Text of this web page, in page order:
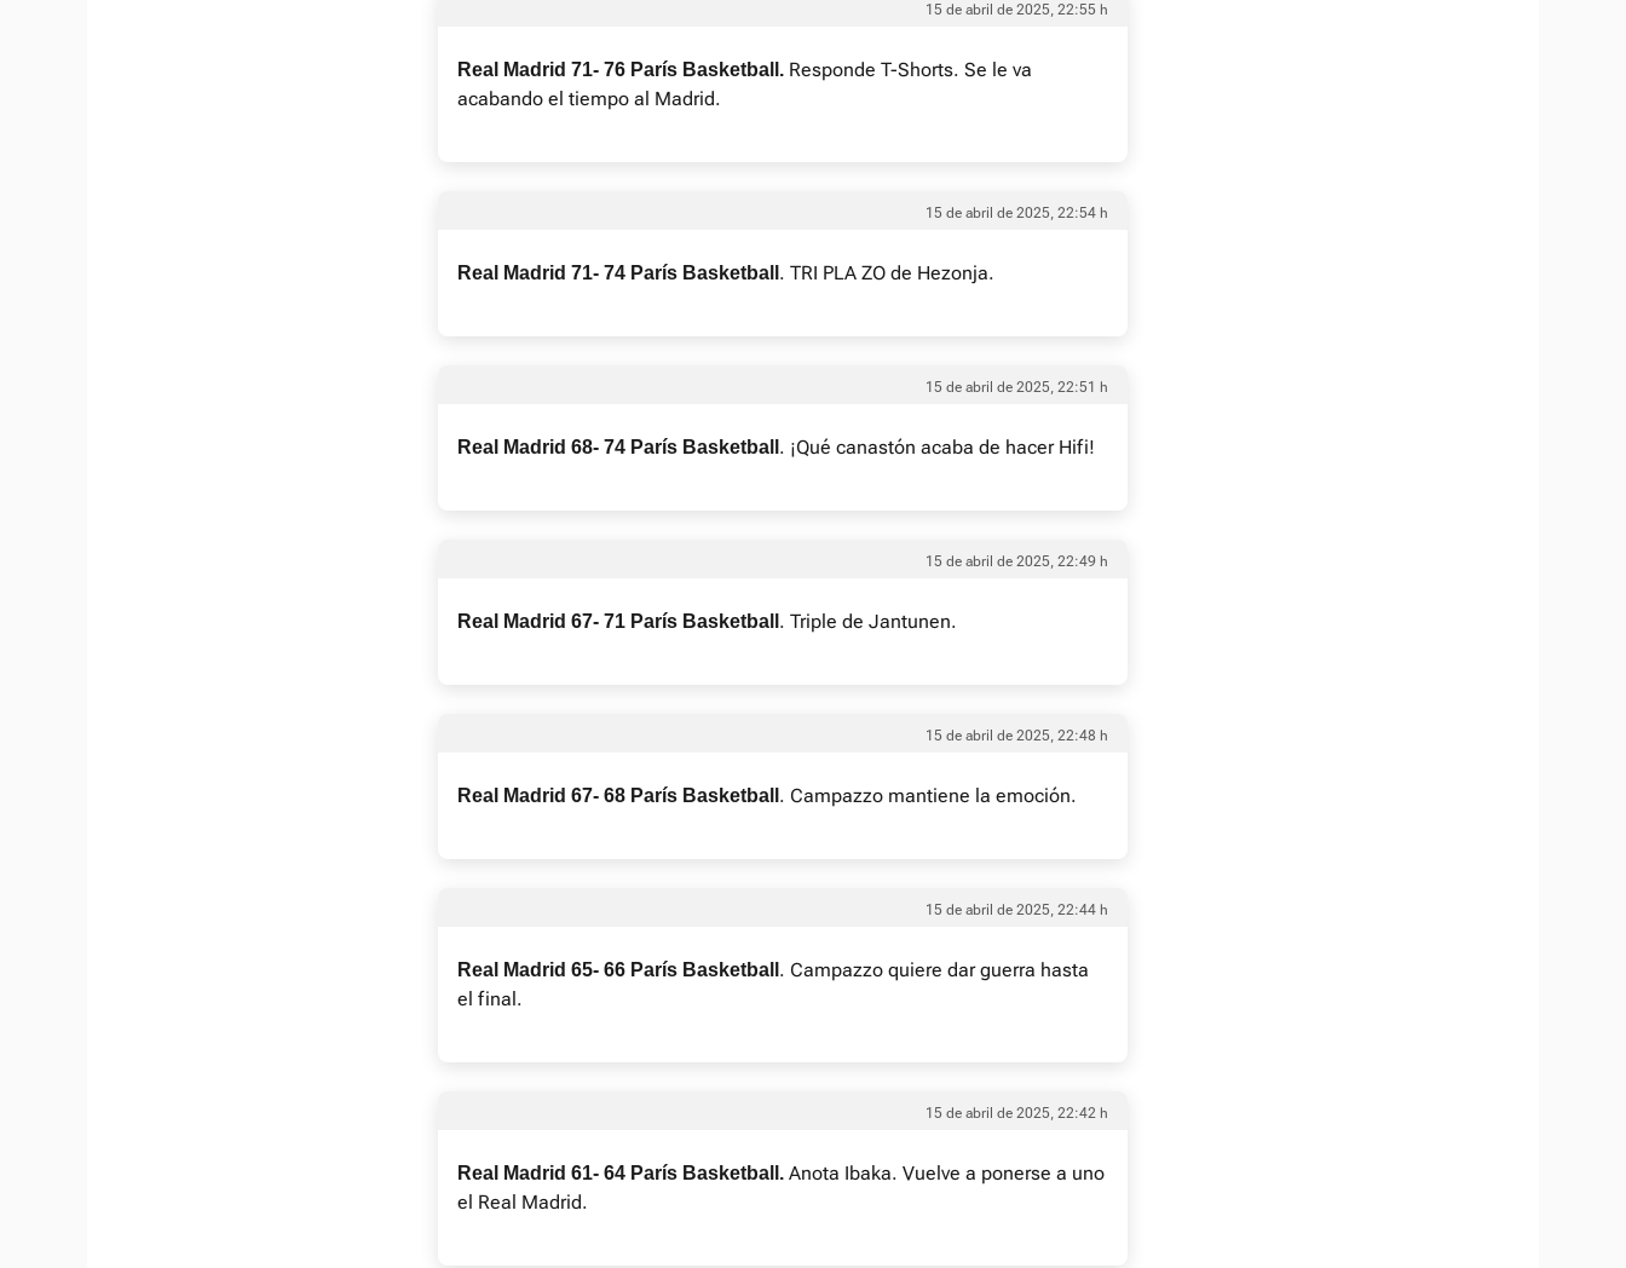
15 de abril de 2025, 22:55 h
Real Madrid 71- 76 París Basketball. Responde T-Shorts. Se le va
acabando el tiempo al Madrid.
15 de abril de 2025, 22:54 h
Real Madrid 71- 74 París Basketball . TRI PLA ZO de Hezonja.
15 de abril de 2025, 22:51 h
Real Madrid 68- 74 París Basketball . ¡Qué canastón acaba de hacer Hifi!
15 de abril de 2025, 22:49 h
Real Madrid 67- 71 París Basketball . Triple de Jantunen.
15 de abril de 2025, 22:48 h
Real Madrid 67- 68 París Basketball . Campazzo mantiene la emoción.
15 de abril de 2025, 22:44 h
Real Madrid 65- 66 París Basketball . Campazzo quiere dar guerra hasta
el final.
15 de abril de 2025, 22:42 h
Real Madrid 61- 64 París Basketball. Anota Ibaka. Vuelve a ponerse a uno
el Real Madrid.